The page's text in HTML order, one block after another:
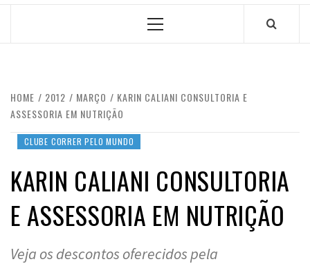
Primary
HOME 2012 MARÇO
KARIN CALIANI CONSULTORIA E
ASSESSORIA EM NUTRIÇÃO
CLUBE CORRER PELO MUNDO
KARIN CALIANI CONSULTORIA
E ASSESSORIA EM NUTRIÇÃO
Veja os descontos oferecidos pela